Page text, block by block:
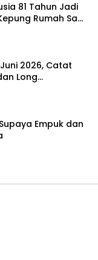
81 Tahun Jadi
Rumah Saat
2026, Catat
Long
Empuk dan